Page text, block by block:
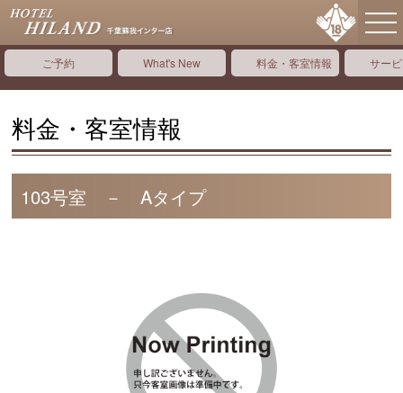
ご予約 What's New 料金・客室情報 サー
料金・客室情報
103号室 － Aタイプ